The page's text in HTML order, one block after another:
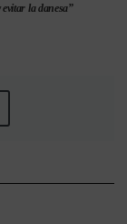
la danesa”